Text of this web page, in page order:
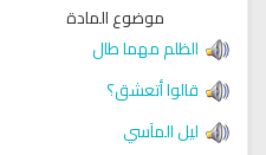
موضوع المادة
الظلم مهما طال
قالوا أتعشق؟
ليل المآسي